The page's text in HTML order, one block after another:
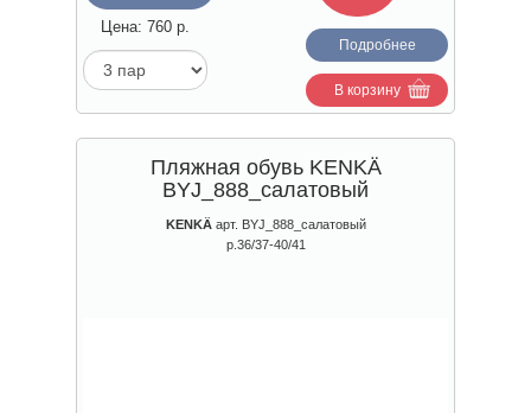
Цена: 760 р.
Подробнее
В корзину
Пляжная обувь KENKÄ
BYJ_888_салатовый
KENKÄарт. BYJ_888_салатовый
р.36/37-40/41